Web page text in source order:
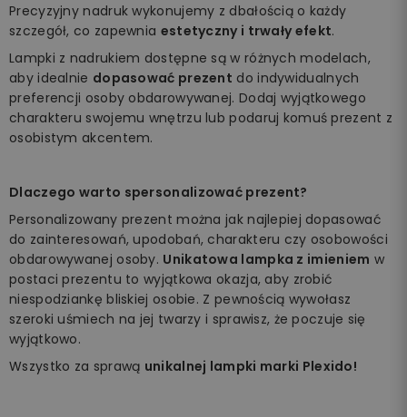
Precyzyjny nadruk wykonujemy z dbałością o każdy
szczegół, co zapewnia estetyczny i trwały efekt.
Lampki z nadrukiem dostępne są w różnych modelach,
aby idealnie dopasować prezent do indywidualnych
preferencji osoby obdarowywanej. Dodaj wyjątkowego
charakteru swojemu wnętrzu lub podaruj komuś prezent z
osobistym akcentem.
Dlaczego warto spersonalizować prezent?
Personalizowany prezent można jak najlepiej dopasować
do zainteresowań, upodobań, charakteru czy osobowości
obdarowywanej osoby. Unikatowa lampka z imieniem w
postaci prezentu to wyjątkowa okazja, aby zrobić
niespodziankę bliskiej osobie. Z pewnością wywołasz
szeroki uśmiech na jej twarzy i sprawisz, że poczuje się
wyjątkowo.
Wszystko za sprawą unikalnej lampki marki Plexido!